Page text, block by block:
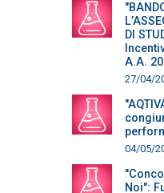
DI
A.A.
27/04/
04/05/
Noi":